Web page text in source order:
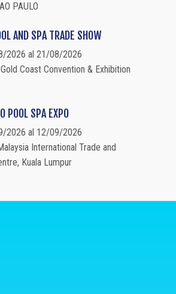
PAULO
AND SPA TRADE SHOW
2026 al 21/08/2026
Coast Convention & Exhibition
POOL SPA EXPO
2026 al 12/09/2026
International Trade and
Kuala Lumpur